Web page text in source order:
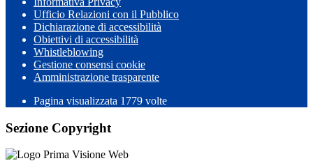
Ufficio Relazioni con il Pubblico
Dichiarazione di accessibilità
Obiettivi di accessibilità
Whistleblowing
Gestione consensi cookie
Amministrazione trasparente
Pagina visualizzata 1779 volte
Sezione Copyright